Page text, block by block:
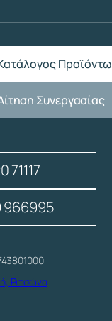
Συνεργασίας
71117
966995
Ριτσώνα